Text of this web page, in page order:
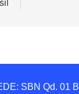
SBN Qd. 01